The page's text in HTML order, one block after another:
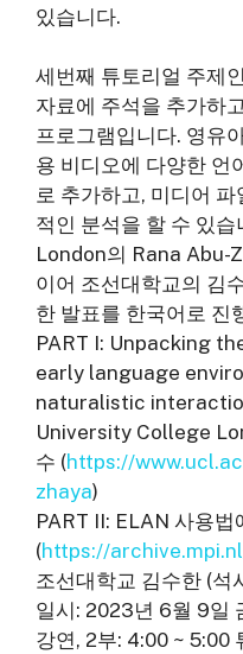
있습니다.
세번째 튜토리얼 주제
자료에 주석을 추가하
프로그램입니다. 영유
용 비디오에 다양한 언
로 추가하고, 미디어
적인 분석을 할 수 있
London의 Rana Abu-
이어 조선대학교의 김
한 발표를 한국어로 진
PART I: Unpacking
early language
naturalistic
University College
수 (https://
zhaya)
PART II: ELAN 사용법
(https://
조선대학교 김수한 (석
일시: 2023년 6월 9일
강연, 2부: 4:00 ~ 5:00